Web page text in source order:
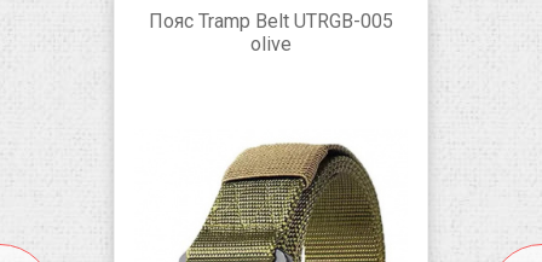
Пояс Tramp Belt UTRGB-005
olive